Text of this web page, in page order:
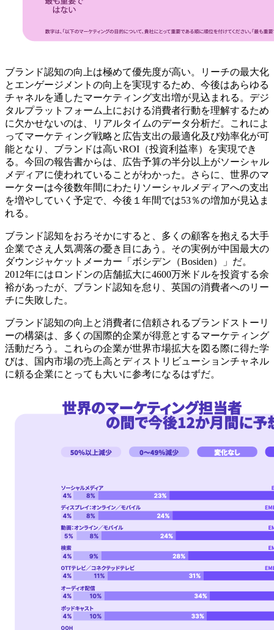
ブランド認知の向上は極めて優先度が高い。リーチの最大化
とエンゲージメントの向上を実現するため、今後はあらゆる
チャネルを通したマーケティング支出増が見込まれる。デジ
タルプラットフォーム上における消費者行動を理解するため
に欠かせないのは、リアルタイムのデータ分析だ。これによ
ってマーケティング戦略と広告支出の最適化及び効率化が可
能となり、ブランドは高いROI（投資利益率）を実現でき
る。今回の報告書からは、広告予算の半分以上がソーシャル
メディアに使われていることがわかった。さらに、世界のマ
ーケターは今後数年間にわたりソーシャルメディアへの支出
を増やしていく予定で、今後１年間では53％の増加が見込ま
れる。
ブランド認知をおろそかにすると、多くの顧客を抱える大手
企業でさえ人気凋落の憂き目にあう。その実例が中国最大の
ダウンジャケットメーカー「ボシデン（Bosiden）」だ。
2012年にはロンドンの店舗拡大に4600万米ドルを投資する余
裕があったが、ブランド認知を怠り、英国の消費者へのリー
チに失敗した。
ブランド認知の向上と消費者に信頼されるブランドストーリ
ーの構築は、多くの国際的企業が得意とするマーケティング
活動だろう。これらの企業が世界市場拡大を図る際に得た学
びは、国内市場の売上高とディストリビューションチャネル
に頼る企業にとっても大いに参考になるはずだ。